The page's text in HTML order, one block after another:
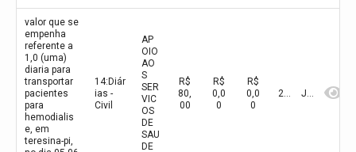
valor que se
empenha
referente a
1,0 (uma)
diaria para
transportar
pacientes
para
hemodialis
e, em
teresina-pi,
14:Diár
ias -
Civil
AP
OIO
AO
S
SER
VIC
OS
DE
SAU
DE
R$
80,
00
R$
0,0
0
R$
0,0
0
2026 Junho